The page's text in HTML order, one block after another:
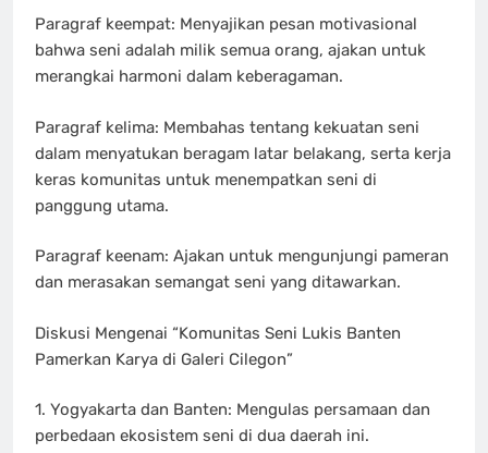
Paragraf keempat: Menyajikan pesan motivasional
bahwa seni adalah milik semua orang, ajakan untuk
merangkai harmoni dalam keberagaman.
Paragraf kelima: Membahas tentang kekuatan seni
dalam menyatukan beragam latar belakang, serta kerja
keras komunitas untuk menempatkan seni di
panggung utama.
Paragraf keenam: Ajakan untuk mengunjungi pameran
dan merasakan semangat seni yang ditawarkan.
Diskusi Mengenai “Komunitas Seni Lukis Banten
Pamerkan Karya di Galeri Cilegon”
1. Yogyakarta dan Banten: Mengulas persamaan dan
perbedaan ekosistem seni di dua daerah ini.